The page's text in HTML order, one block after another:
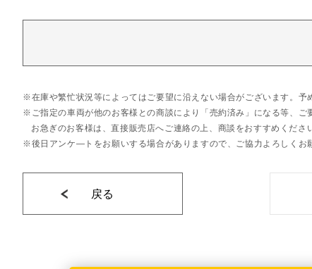
在庫や繁忙状況等によってはご要望に沿えない場合がございます。予
ご指定の車両が他のお客様との商談により「売約済み」になる等、ご
お急ぎのお客様は、直接販売店へご連絡の上、商談をおすすめくださ
後日アンケ―トをお願いする場合がありますので、ご協力よろしくお
戻る